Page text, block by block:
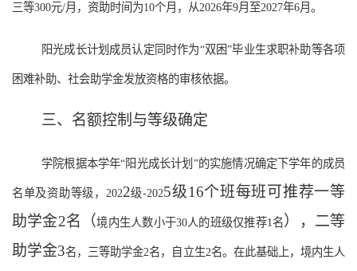
三等300元/月，资助时间为10个月，从2026年9月至2027年6月。
阳光成长计划成员认定同时作为“双困”毕业生求职补助等各项
困难补助、社会助学金发放资格的审核依据。
三、名额控制与等级确定
学院根据本学年“阳光成长计划”的实施情况确定下学年的成员
名单及资助等级，2022级-2025级16个班每班可推荐一等
助学金2名 （境内生人数小于30人的班级仅推荐1名）
，二等
助学金3名，三等助学金2名，自立生2名。在此基础上，境内生人